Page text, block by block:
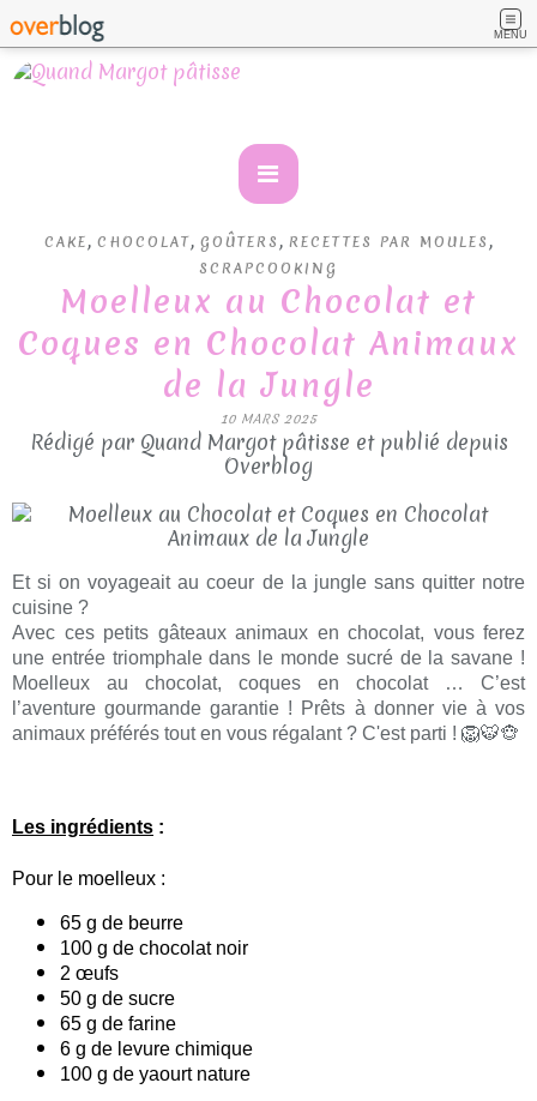
MENU
CAKE, CHOCOLAT, GOÛTERS , RECETTES PAR MOULES ,
SCRAPCOOKING
Moelleux au Chocolat et
Coques en Chocolat Animaux
de la Jungle
10 MARS 2025
Rédigé par Quand Margot pâtisse et publié depuis
Overblog
Et si on voyageait au coeur de la jungle sans quitter notre
cuisine ?
Avec ces petits gâteaux animaux en chocolat, vous ferez
une entrée triomphale dans le monde sucré de la savane !
Moelleux au chocolat, coques en chocolat … C’est
l’aventure gourmande garantie ! Prêts à donner vie à vos
animaux préférés tout en vous régalant ? C'est parti ! 🦁🐯🐵
Les ingrédients :
Pour le moelleux :
65 g de beurre
100 g de chocolat noir
2 œufs
50 g de sucre
65 g de farine
6 g de levure chimique
100 g de yaourt nature